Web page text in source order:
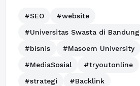
#SEO
#website
#Universitas Swasta di Bandung
#bisnis
#Masoem University
#MediaSosial
#tryoutonline
#strategi
#Backlink